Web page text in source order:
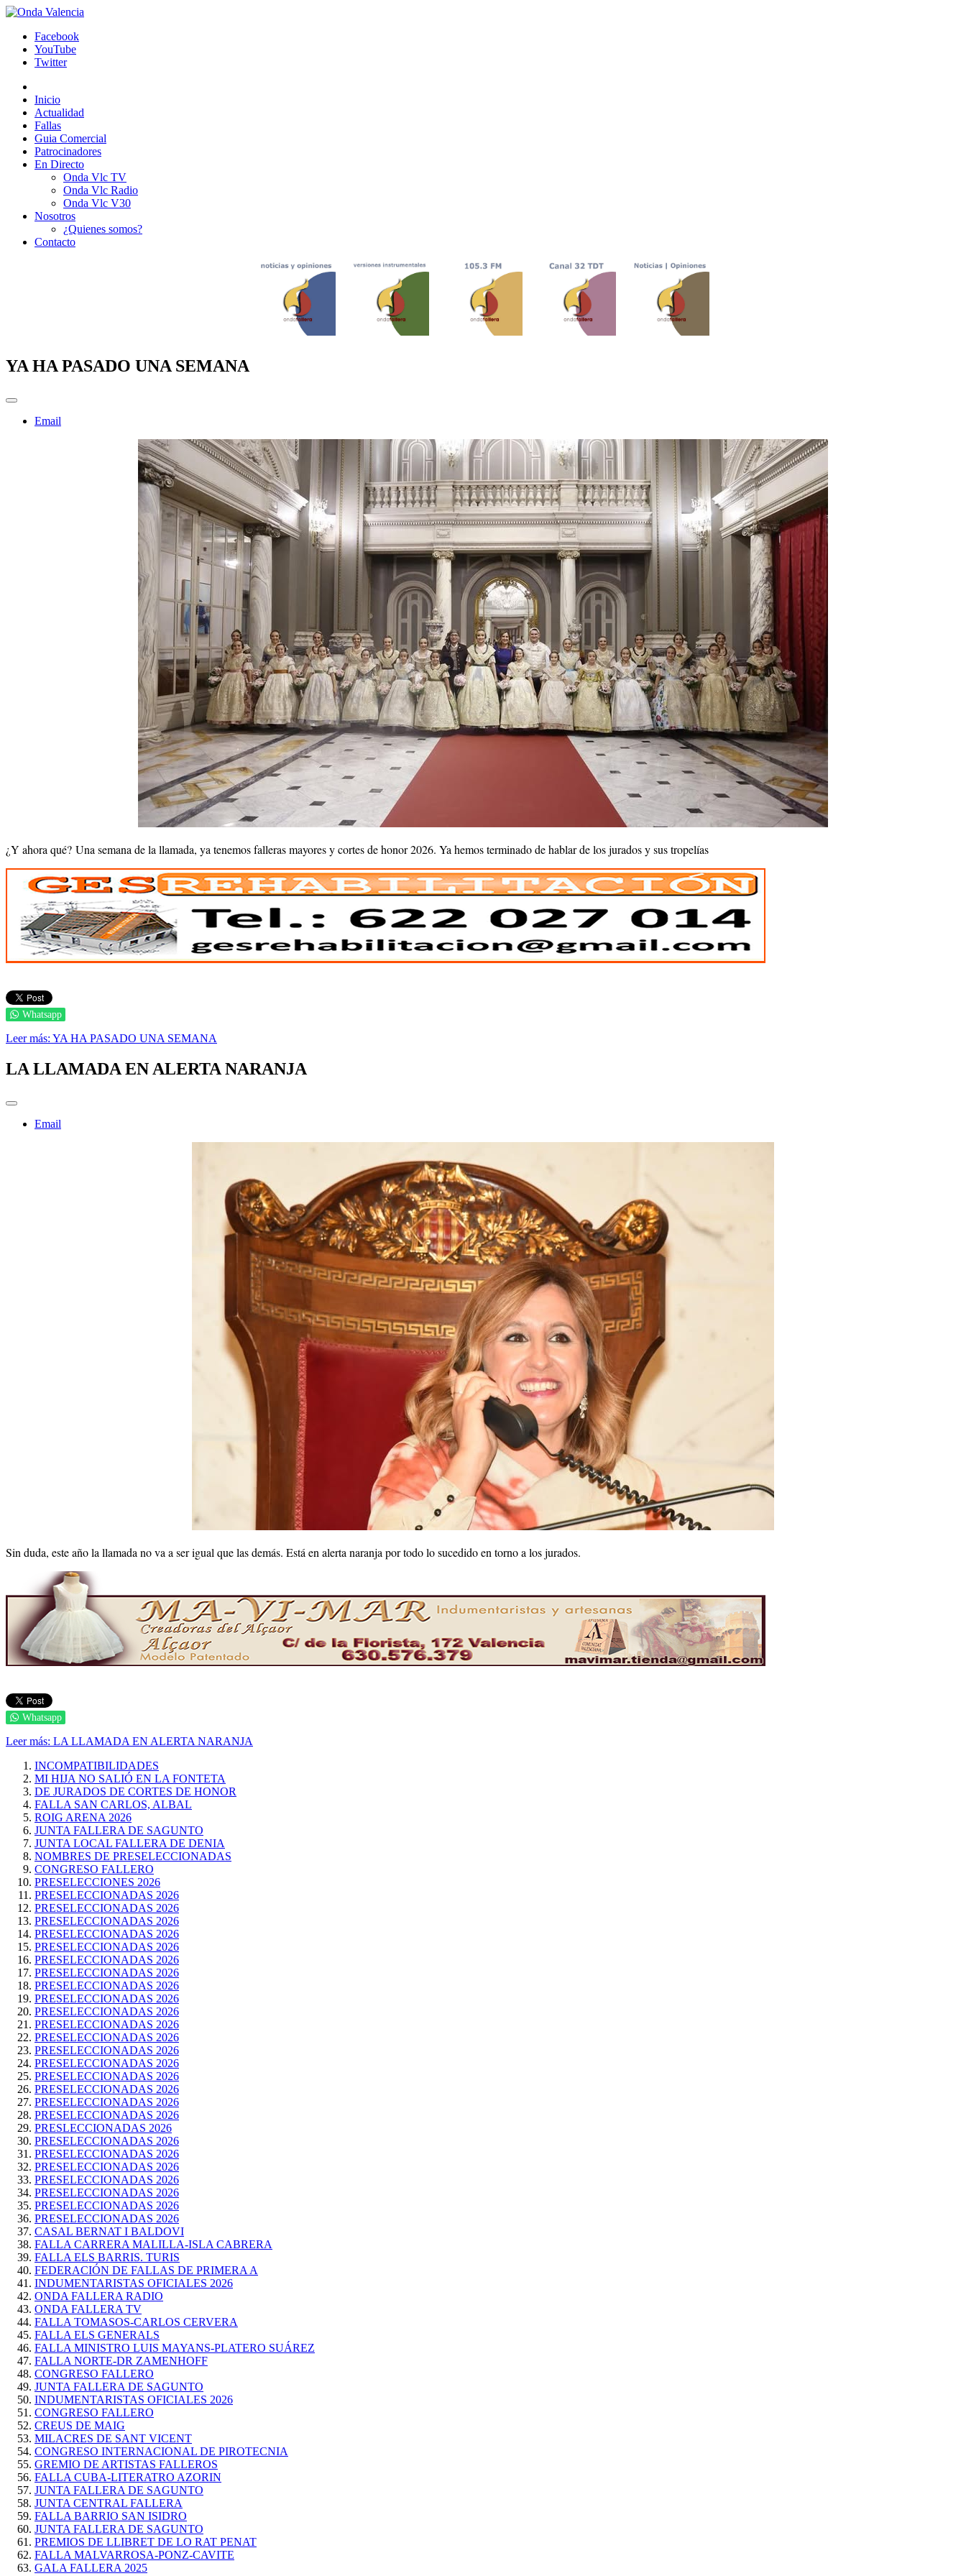
Facebook
YouTube
Twitter
Inicio
Actualidad
Fallas
Guia Comercial
Patrocinadores
En Directo
Onda Vlc TV
Onda Vlc Radio
Onda Vlc V30
Nosotros
¿Quienes somos?
Contacto
YA HA PASADO UNA SEMANA
Email
¿Y ahora qué? Una semana de la llamada, ya tenemos falleras mayores y cortes de honor 2026. Ya hemos terminado de hablar de los jurados y sus tropelías
Whatsapp
Leer más: YA HA PASADO UNA SEMANA
LA LLAMADA EN ALERTA NARANJA
Email
Sin duda, este año la llamada no va a ser igual que las demás. Está en alerta naranja por todo lo sucedido en torno a los jurados.
Whatsapp
Leer más: LA LLAMADA EN ALERTA NARANJA
INCOMPATIBILIDADES
MI HIJA NO SALIÓ EN LA FONTETA
DE JURADOS DE CORTES DE HONOR
FALLA SAN CARLOS, ALBAL
ROIG ARENA 2026
JUNTA FALLERA DE SAGUNTO
JUNTA LOCAL FALLERA DE DENIA
NOMBRES DE PRESELECCIONADAS
CONGRESO FALLERO
PRESELECCIONES 2026
PRESELECCIONADAS 2026
PRESELECCIONADAS 2026
PRESELECCIONADAS 2026
PRESELECCIONADAS 2026
PRESELECCIONADAS 2026
PRESELECCIONADAS 2026
PRESELECCIONADAS 2026
PRESELECCIONADAS 2026
PRESELECCIONADAS 2026
PRESELECCIONADAS 2026
PRESELECCIONADAS 2026
PRESELECCIONADAS 2026
PRESELECCIONADAS 2026
PRESELECCIONADAS 2026
PRESELECCIONADAS 2026
PRESELECCIONADAS 2026
PRESELECCIONADAS 2026
PRESELECCIONADAS 2026
PRESLECCIONADAS 2026
PRESELECCIONADAS 2026
PRESELECCIONADAS 2026
PRESELECCIONADAS 2026
PRESELECCIONADAS 2026
PRESELECCIONADAS 2026
PRESELECCIONADAS 2026
PRESELECCIONADAS 2026
CASAL BERNAT I BALDOVI
FALLA CARRERA MALILLA-ISLA CABRERA
FALLA ELS BARRIS. TURIS
FEDERACIÓN DE FALLAS DE PRIMERA A
INDUMENTARISTAS OFICIALES 2026
ONDA FALLERA RADIO
ONDA FALLERA TV
FALLA TOMASOS-CARLOS CERVERA
FALLA ELS GENERALS
FALLA MINISTRO LUIS MAYANS-PLATERO SUÁREZ
FALLA NORTE-DR ZAMENHOFF
CONGRESO FALLERO
JUNTA FALLERA DE SAGUNTO
INDUMENTARISTAS OFICIALES 2026
CONGRESO FALLERO
CREUS DE MAIG
MILACRES DE SANT VICENT
CONGRESO INTERNACIONAL DE PIROTECNIA
GREMIO DE ARTISTAS FALLEROS
FALLA CUBA-LITERATRO AZORIN
JUNTA FALLERA DE SAGUNTO
JUNTA CENTRAL FALLERA
FALLA BARRIO SAN ISIDRO
JUNTA FALLERA DE SAGUNTO
PREMIOS DE LLIBRET DE LO RAT PENAT
FALLA MALVARROSA-PONZ-CAVITE
GALA FALLERA 2025